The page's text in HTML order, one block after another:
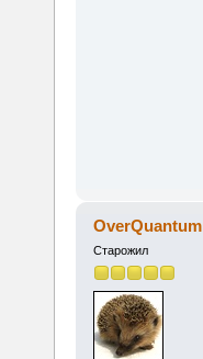
OverQuantum
Старожил